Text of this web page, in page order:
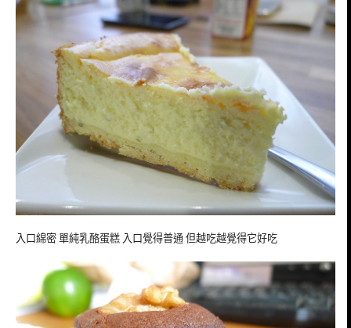
入口綿密 單純乳酪蛋糕 入口覺得普通 但越吃越覺得它好吃